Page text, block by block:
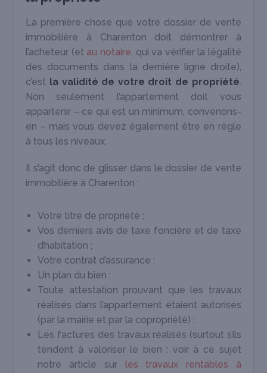
La première chose que votre dossier de vente
immobilière à Charenton doit démontrer à
l’acheteur (et au notaire, qui va vérifier la légalité
des documents dans la dernière ligne droite),
c’est la validité de votre droit de propriété.
Non seulement l’appartement doit vous
appartenir – ce qui est un minimum, convenons-
en – mais vous devez également être en règle
à tous les niveaux.
Il s’agit donc de glisser dans le dossier de vente
immobilière à Charenton :
Votre titre de propriété ;
Vos derniers avis de taxe foncière et de taxe
d’habitation ;
Votre contrat d’assurance ;
Un plan du bien ;
Toute attestation prouvant que les travaux
réalisés dans l’appartement étaient autorisés
(par la mairie et par la copropriété) ;
Les factures des travaux réalisés (surtout s’ils
tendent à valoriser le bien : voir à ce sujet
notre article sur
les travaux rentables à